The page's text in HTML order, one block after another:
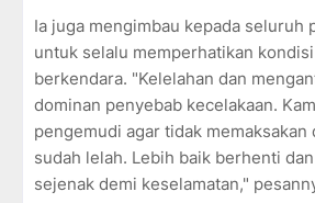
Ia juga mengimbau kepada seluruh
untuk selalu memperhatikan
berkendara. "Kelelahan dan
dominan penyebab kecelakaan.
pengemudi agar tidak memaksakan
sudah lelah. Lebih baik berhenti
sejenak demi keselamatan,"